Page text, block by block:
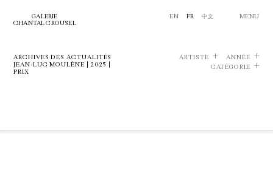
GALERIE
CHANTAL CROUSEL
EN FR 中文 MENU
ARCHIVES DES ACTUALITÉS
JEAN-LUC MOULÈNE | 2025 |
PRIX
ARTISTE
ANNÉE
CATÉGORIE